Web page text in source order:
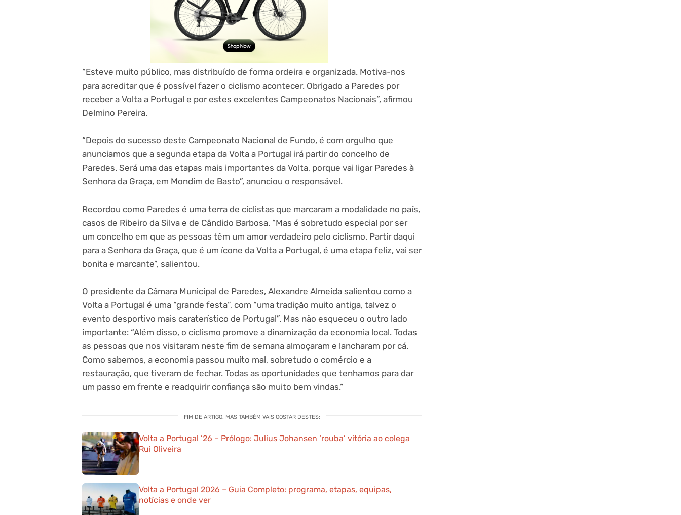
“Esteve muito público, mas distribuído de forma ordeira e organizada. Motiva-nos
para acreditar que é possível fazer o ciclismo acontecer. Obrigado a Paredes por
receber a Volta a Portugal e por estes excelentes Campeonatos Nacionais”, afirmou
Delmino Pereira.
“Depois do sucesso deste Campeonato Nacional de Fundo, é com orgulho que
anunciamos que a segunda etapa da Volta a Portugal irá partir do concelho de
Paredes. Será uma das etapas mais importantes da Volta, porque vai ligar Paredes à
Senhora da Graça, em Mondim de Basto”, anunciou o responsável.
Recordou como Paredes é uma terra de ciclistas que marcaram a modalidade no país,
casos de Ribeiro da Silva e de Cândido Barbosa. “Mas é sobretudo especial por ser
um concelho em que as pessoas têm um amor verdadeiro pelo ciclismo. Partir daqui
para a Senhora da Graça, que é um ícone da Volta a Portugal, é uma etapa feliz, vai ser
bonita e marcante”, salientou.
O presidente da Câmara Municipal de Paredes, Alexandre Almeida salientou como a
Volta a Portugal é uma “grande festa”, com “uma tradição muito antiga, talvez o
evento desportivo mais caraterístico de Portugal”. Mas não esqueceu o outro lado
importante: “Além disso, o ciclismo promove a dinamização da economia local. Todas
as pessoas que nos visitaram neste fim de semana almoçaram e lancharam por cá.
Como sabemos, a economia passou muito mal, sobretudo o comércio e a
restauração, que tiveram de fechar. Todas as oportunidades que tenhamos para dar
um passo em frente e readquirir confiança são muito bem vindas.”
FIM DE ARTIGO. MAS TAMBÉM VAIS GOSTAR DESTES:
Volta a Portugal ’26 – Prólogo: Julius Johansen ‘rouba’ vitória ao colega
Rui Oliveira
Volta a Portugal 2026 – Guia Completo: programa, etapas, equipas,
notícias e onde ver